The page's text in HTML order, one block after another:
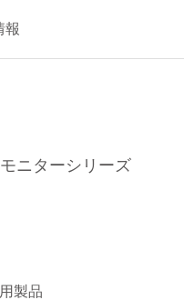
報
ニターシリーズ
製品